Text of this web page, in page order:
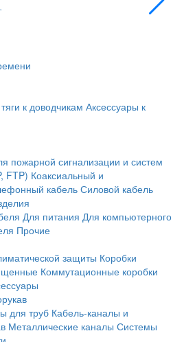
к доводчикам Аксессуары к
пожарной сигнализации и систем
FTP) Коаксиальный и
кабель Силовой кабель
Для питания Для компьютерного
Прочие
защиты Коробки
Коммутационные коробки
для труб Кабель-каналы и
Металлические каналы Системы